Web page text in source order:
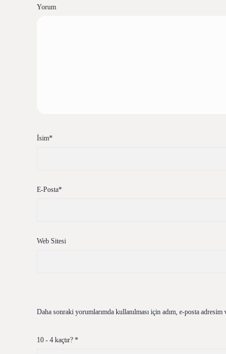
Yorum
İsim*
E-Posta*
Web Sitesi
Daha sonraki yorumlarımda kullanılması için adım, e-posta
10 - 4 kaçtır? *